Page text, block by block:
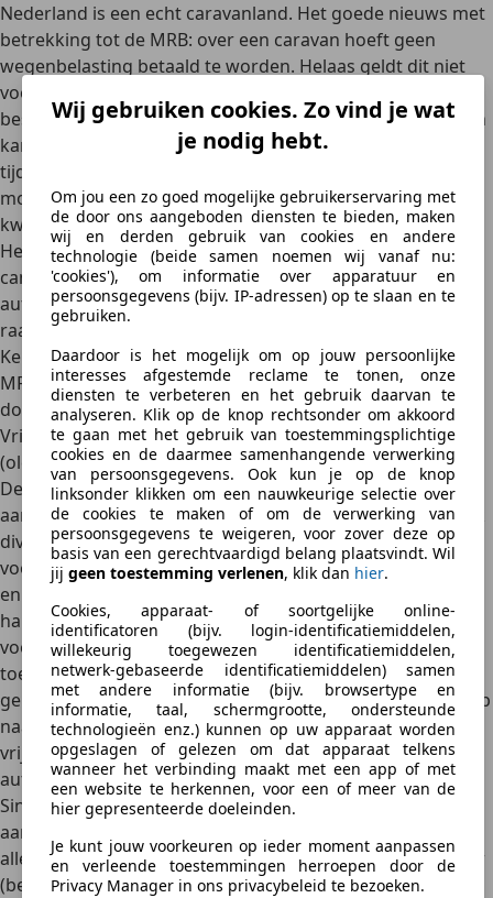
Wij gebruiken cookies. Zo vind je wat
je nodig hebt.
Om jou een zo goed mogelijke gebruikerservaring met
de door ons aangeboden diensten te bieden, maken
wij en derden gebruik van cookies en andere
technologie (beide samen noemen wij vanaf nu:
'cookies'), om informatie over apparatuur en
persoonsgegevens (bijv. IP-adressen) op te slaan en te
gebruiken.
Daardoor is het mogelijk om op jouw persoonlijke
interesses afgestemde reclame te tonen, onze
diensten te verbeteren en het gebruik daarvan te
analyseren. Klik op de knop rechtsonder om akkoord
te gaan met het gebruik van toestemmingsplichtige
cookies en de daarmee samenhangende verwerking
van persoonsgegevens. Ook kun je op de knop
linksonder klikken om een nauwkeurige selectie over
de cookies te maken of om de verwerking van
persoonsgegevens te weigeren, voor zover deze op
basis van een gerechtvaardigd belang plaatsvindt. Wil
jij geen toestemming verlenen, klik dan hier.
Cookies, apparaat- of soortgelijke online-
identificatoren (bijv. login-identificatiemiddelen,
willekeurig toegewezen identificatiemiddelen,
netwerk-gebaseerde identificatiemiddelen) samen
met andere informatie (bijv. browsertype en
informatie, taal, schermgrootte, ondersteunde
technologieën enz.) kunnen op uw apparaat worden
opgeslagen of gelezen om dat apparaat telkens
wanneer het verbinding maakt met een app of met
een website te herkennen, voor een of meer van de
hier gepresenteerde doeleinden.
Je kunt jouw voorkeuren op ieder moment aanpassen
en verleende toestemmingen herroepen door de
Privacy Manager in ons privacybeleid te bezoeken.
Nederland is een echt caravanland. Het goede nieuws met
betrekking tot de MRB: over een caravan hoeft geen
wegenbelasting betaald te worden. Helaas geldt dit niet
voor een camper annex
beschouwt een camper als een auto. Lichtpuntje: voor een
kampeerauto is de motorrijtuigenbelasting (voor een
tijdvak van 3 maanden) een kwart van de belasting die je
moet betalen voor een personenauto, het zogeheten
kwarttarief.
Het berekenen van de motorrijtuigenbelasting van een
camper is – je raadt het al – vergelijkbaar aan dat van een
auto. Ook hier geldt opnieuw: pak het kenteken erbij,
raadpleeg de technische gegevens via de
Kentekencheck en vult de gevraagde gegevens van de
MRB-calculator van de Belastingdienst in. Kind kan de was
doen, zeg maar.
Vrijstelling en overgangsregeling wegenbelasting
(oldtimers)
De
tarieven voor wegenbelasting worden jaarlijks
aangepasten kunnen per provincie verschillen. Er zijn ook
diverse vrijstellingen en kortingen mogelijk, bijvoorbeeld
voor elektrische voertuigen,oldtimers (ouder dan 40 jaar)
en voertuigen die aangepast zijn voor mensen met een
handicap. Is jouw motorrijtuig minstens 40 jaar geleden
voor het eerst in gebruik genomen (de datum eerste
toelating op het kentekenbewijs is dan minimaal 40 jaar
geleden)? Of zet u een motorrijtuig van 40 jaar of ouder op
naam? U krijgt dan automatisch vrijstelling. Let op:
vrijstelling geldt niet als het gaat om een vrachtauto of
autobus die voor privédoeleinden wordt gebruikt.
Sinds januari 2014 is deovergangsregeling voor oldtimers
aangepast. Hierdoor is vrijstelling van wegenbelasting
alleen mogelijk voor auto's die ouder zijn dan 40 jaar. Voor
(benzine)auto's die tussen de 26 en 40 jaar oud zijn, geldt